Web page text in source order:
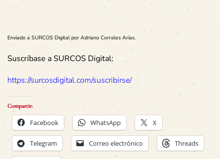
Enviado a SURCOS Digital por Adriano Corrales Arias.
Suscríbase a SURCOS Digital:
https://surcosdigital.com/suscribirse/
Compartir:
Facebook WhatsApp X
Telegram Correo electrónico Threads